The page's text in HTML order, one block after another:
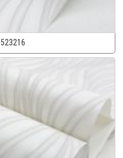
523216